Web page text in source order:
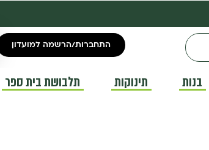
התחברות/הרשמה למועדון
בנות תינוקות תלבושת בית ספר